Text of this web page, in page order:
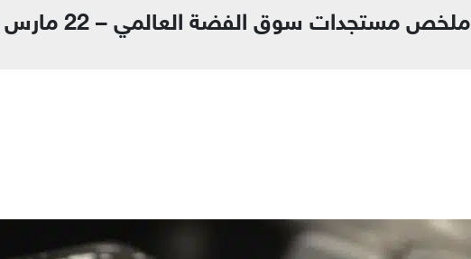
ملخص مستجدات سوق الفضة العالمي – 22 مارس 2026